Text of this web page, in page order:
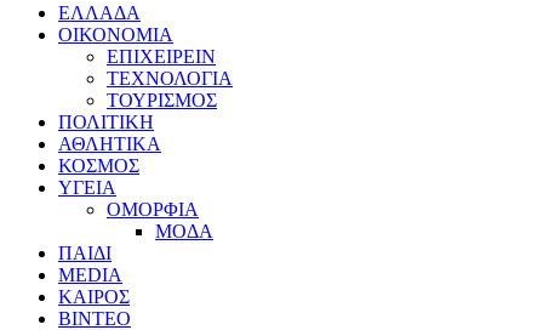
ΕΛΛΑΔΑ
ΟΙΚΟΝΟΜΙΑ
ΕΠΙΧΕΙΡΕΙΝ
ΤΕΧΝΟΛΟΓΙΑ
ΤΟΥΡΙΣΜΟΣ
ΠΟΛΙΤΙΚΗ
ΑΘΛΗΤΙΚΑ
ΚΟΣΜΟΣ
ΥΓΕΙΑ
ΟΜΟΡΦΙΑ
ΜΟΔΑ
ΠΑΙΔΙ
MEDIA
ΚΑΙΡΟΣ
ΒΙΝΤΕΟ